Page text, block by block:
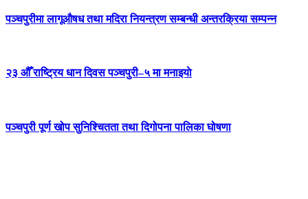
पञ्चपुरीमा लागूऔषध तथा मदिरा नियन्त्रण सम्बन्धी अन्तरक्रिया सम्पन्न
२३ औँ राष्ट्रिय धान दिवस पञ्चपुरी–५ मा मनाइयाे
पञ्चपुरी पूर्ण खोप सुनिश्चितता तथा दिगोपना पालिका घोषणा